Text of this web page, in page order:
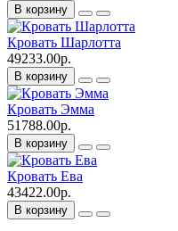
В корзину
Кровать Шарлотта
49233.00р.
В корзину
Кровать Эмма
51788.00р.
В корзину
Кровать Ева
43422.00р.
В корзину